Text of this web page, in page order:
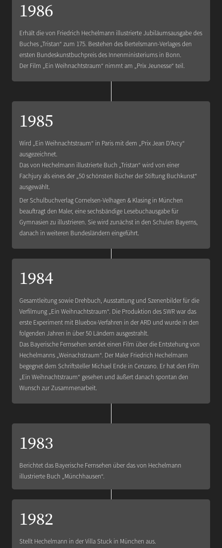
1986
Erhält die von Friedrich Hechelmann illustrierte Jubiläumsausgabe des
Buches „Tristan“ zum 175. Bestehen des Bertelsmann-Verlages den
ersten Bundeskunstbuchpreis des Innenministeriums in Bonn.
Der Film „Ein Weihnachtstraum“ nimmt am „Prix Jeunesse“ teil.
1985
Wird „Ein Weihnachtstraum“ in Paris mit dem „Prix Jean D’Arcy“
ausgezeichnet.
Das von Hechelmann illustrierte Buch „Tristan“ wird von einer
Fachjury als eines der „50 schönsten Bücher der Stiftung Buchkunst“
ausgewählt.
Der Schulbuchverlag Cornelsen-Velhagen & Klasing in München
beauftragt den Maler, eine sechsbändige Lesebuchausgabe für
Gymnasien zu illustrieren. Sie wird zunächst in den Schulen Bayerns,
danach in weiteren Bundesländern eingeführt.
1984
Gesamtleitung sowie Drehbuch, Ausstattung und Szenenbilder für die
Verfilmung „Ein Weihnachtstraum“. Die Produktion des SWR war das
erste Experiment mit Bluebox-Verfahren in der ARD und wurde in den
folgenden Jahren in über 50 Ländern ausgestrahlt.
Das Bayerische Fernsehen sendet einen Film über die Entstehung von
Hechelmanns „Weinachstraum“. Der Maler Friedrich Hechelmann
begegnet dem Schriftsteller Michael Ende in Cenzano. Er hat den Film
„Ein Weihnachtstraum“ gesehen und äußert danach spontan den
Wunsch zur Zusammenarbeit.
1983
Berichtet das Bayerische Fernsehen über das von Hechelmann
illustrierte Buch „Münchhausen“.
1982
Stellt Hechelmann in der Villa Stuck in München aus.